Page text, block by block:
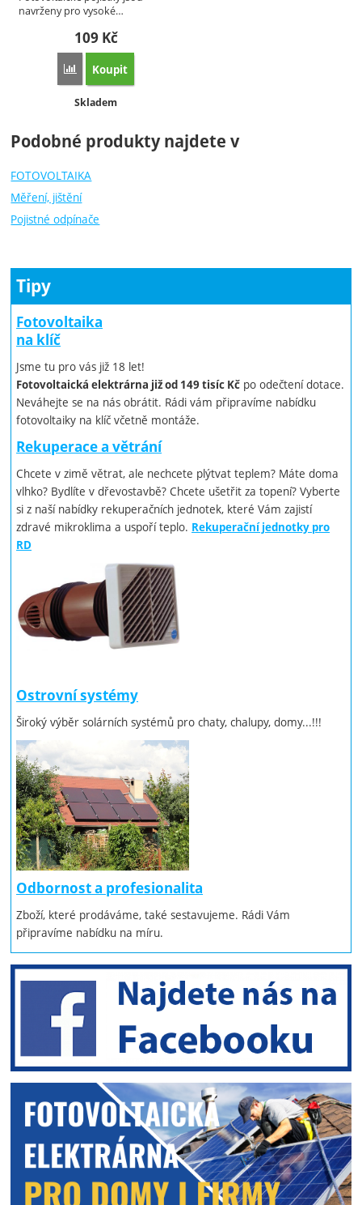
navrženy pro vysoké…
109 Kč
Porovnat
Koupit
Dostupnost:
Skladem
Podobné produkty najdete v
FOTOVOLTAIKA
Měření, jištění
Pojistné odpínače
Tipy
Fotovoltaika
na klíč
Jsme tu pro vás již 18 let!
Fotovoltaická elektrárna již od 149 tisíc Kč po odečtení dotace.
Neváhejte se na nás obrátit. Rádi vám připravíme nabídku
fotovoltaiky na klíč včetně montáže.
Rekuperace a větrání
Chcete v zimě větrat, ale nechcete plýtvat teplem? Máte doma
vlhko? Bydlíte v dřevostavbě? Chcete ušetřit za topení? Vyberte
si z naší nabídky rekuperačních jednotek, které Vám zajistí
zdravé mikroklima a uspoří teplo. Rekuperační jednotky pro
RD
Ostrovní systémy
Široký výběr solárních systémů pro chaty, chalupy, domy...!!!
Odbornost a profesionalita
Zboží, které prodáváme, také sestavujeme. Rádi Vám
připravíme nabídku na míru.